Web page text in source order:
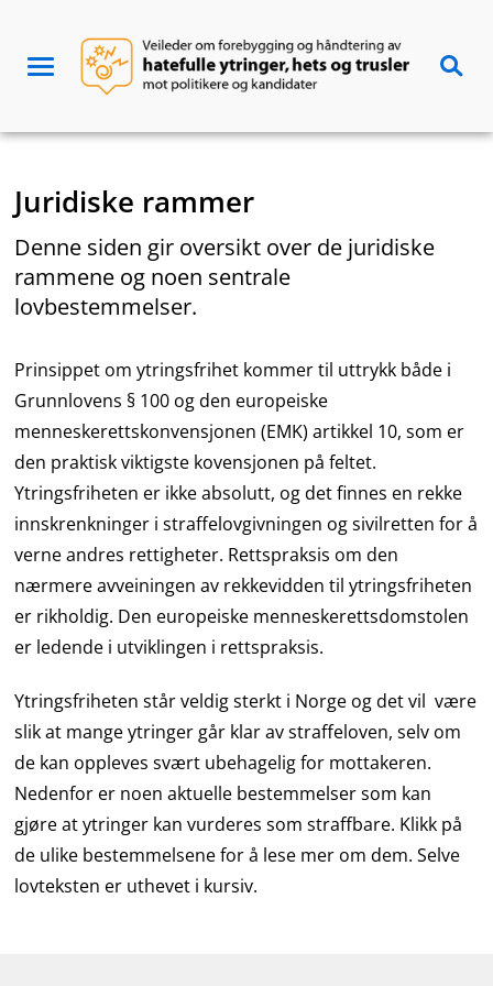
innholdMeny
Hat
og
Søk
Juridiske rammer
Denne siden gir oversikt over de juridiske
rammene og noen sentrale
lovbestemmelser.
Prinsippet om ytringsfrihet kommer til uttrykk både i
Grunnlovens § 100 og den europeiske
menneskerettskonvensjonen (EMK) artikkel 10, som er
den praktisk viktigste kovensjonen på feltet.
Ytringsfriheten er ikke absolutt, og det finnes en rekke
innskrenkninger i straffelovgivningen og sivilretten for å
verne andres rettigheter. Rettspraksis om den
nærmere avveiningen av rekkevidden til ytringsfriheten
er rikholdig. Den europeiske menneskerettsdomstolen
er ledende i utviklingen i rettspraksis.
Ytringsfriheten står veldig sterkt i Norge og det vil være
slik at mange ytringer går klar av straffeloven, selv om
de kan oppleves svært ubehagelig for mottakeren.
Nedenfor er noen aktuelle bestemmelser som kan
gjøre at ytringer kan vurderes som straffbare. Klikk på
de ulike bestemmelsene for å lese mer om dem. Selve
lovteksten er uthevet i kursiv.